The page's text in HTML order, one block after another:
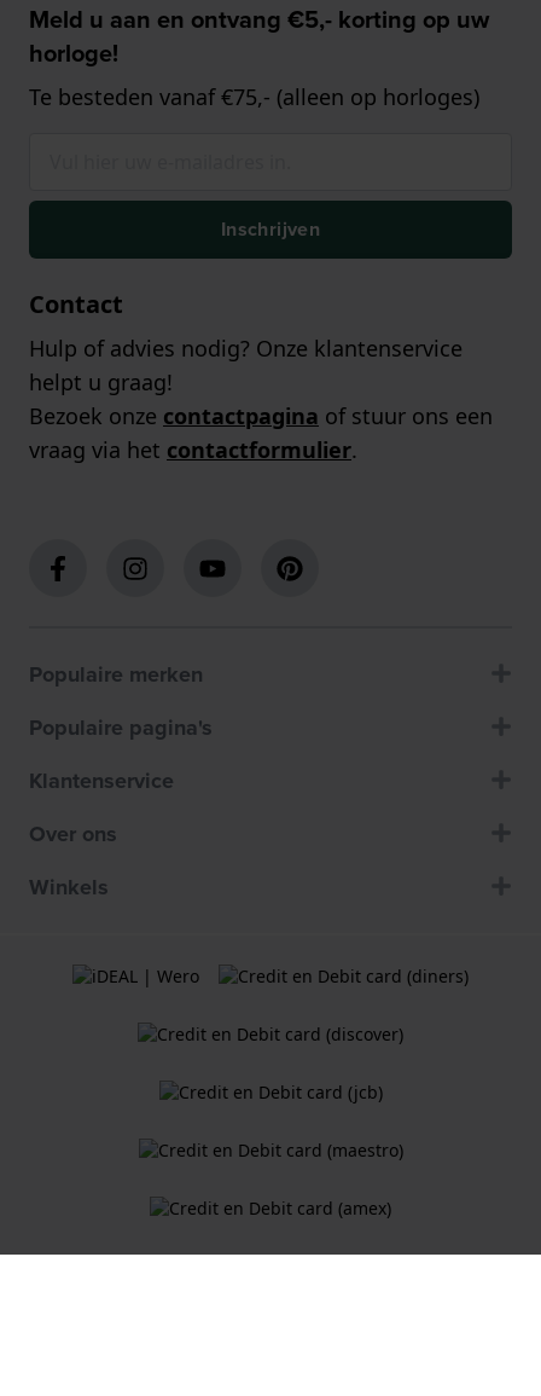
Meld u aan en ontvang €5,- korting op uw
horloge!
Te besteden vanaf €75,- (alleen op horloges)
Inschrijven
Contact
Hulp of advies nodig? Onze klantenservice
helpt u graag!
Bezoek onze contactpagina of stuur ons een
vraag via het contactformulier.
Populaire merken
Populaire pagina's
Klantenservice
Over ons
Winkels